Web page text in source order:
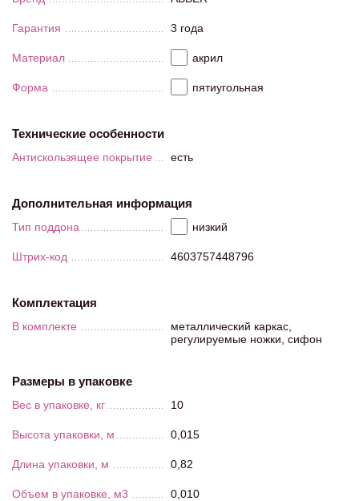
Гарантия 3 года
Материал акрил
Форма пятиугольная
Технические особенности
Антискользящее покрытие есть
Дополнительная информация
Тип поддона низкий
Штрих-код 4603757448796
Комплектация
В комплекте
металлический каркас,
регулируемые ножки, сифон
Размеры в упаковке
Вес в упаковке, кг 10
Высота упаковки, м 0,015
Длина упаковки, м 0,82
Объем в упаковке, м3 0,010